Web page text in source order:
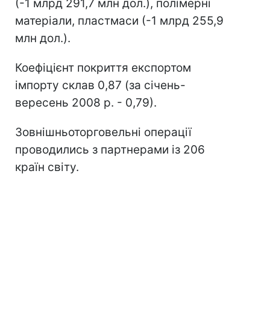
(-1 млрд 291,7 млн дол.), полімерні
матеріали, пластмаси (-1 млрд 255,9
млн дол.).
Коефіцієнт покриття експортом
імпорту склав 0,87 (за січень-
вересень 2008 р. - 0,79).
Зовнішньоторговельні операції
проводились з партнерами із 206
країн світу.